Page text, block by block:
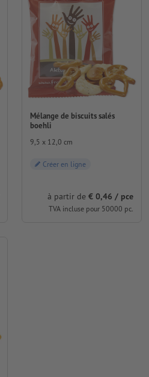
Mélange de biscuits salés
boehli
9,5 x 12,0 cm
Créer en ligne
à partir de € 0,46 / pce
TVA incluse pour 50000 pc.